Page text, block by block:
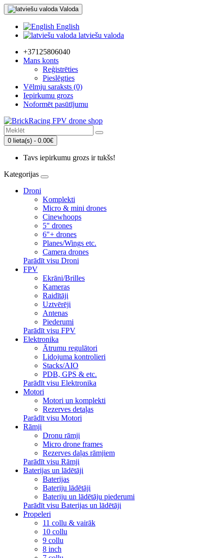
Valoda
English
latviešu valoda
+37125806040
Mans konts
Reģistrēties
Pieslēgties
Vēlmju saraksts (0)
Iepirkumu grozs
Noformēt pasūtījumu
0 lieta(s) - 0.00€
Tavs iepirkumu grozs ir tukšs!
Kategorijas
Droni
Komplekti
Micro & mini drones
Cinewhoops
5" drones
6"+ drones
Planes/Wings etc.
Camera drones
Parādīt visu Droni
FPV
Ekrāni/Brilles
Kameras
Raidītāji
Uztvērēji
Antenas
Piederumi
Parādīt visu FPV
Elektronika
Ātrumu regulātori
Lidojuma kontrolieri
Stacks/AIO
PDB, GPS & etc.
Parādīt visu Elektronika
Motori
Motori un komplekti
Rezerves detaļas
Parādīt visu Motori
Rāmji
Dronu rāmji
Micro drone frames
Rezerves daļas rāmjiem
Parādīt visu Rāmji
Baterijas un lādētāji
Baterijas
Bateriju lādētāji
Bateriju un lādētāju piederumi
Parādīt visu Baterijas un lādētāji
Propeleri
11 collu & vairāk
10 collu
9 collu
8 inch